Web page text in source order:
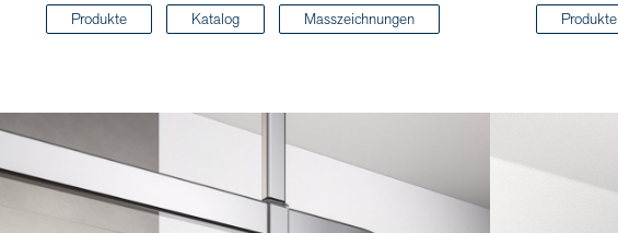
Produkte Katalog Masszeichnungen Produkte